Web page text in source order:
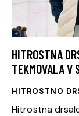
HITROSTNA
TEKMOVALA V
HITROSTNO
Hitrostna